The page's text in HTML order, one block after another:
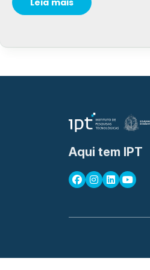
Leia mais
Aqui tem IPT